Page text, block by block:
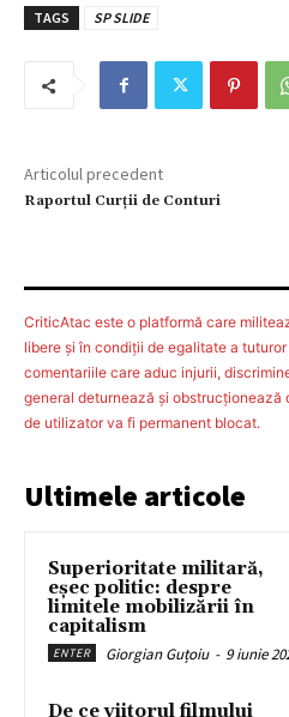
TAGS SP SLIDE
Articolul precedent
Raportul Curții de Conturi
CriticAtac este o platformă care
libere şi în condiţii de egalitate a
comentariile care aduc injurii,
general deturnează şi obstrucţionează
de utilizator va fi permanent blocat.
Ultimele articole
Superioritate militară,
eșec politic: despre
limitele mobilizării în
capitalism
ENTER Giorgian Guțoiu - 9 iunie
De ce viitorul filmului